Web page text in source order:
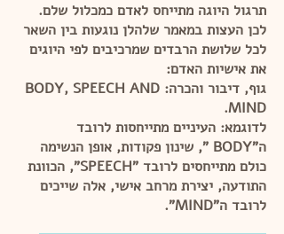
תרגול היוגה מתייחס לאדם כמכלול שלם.
לכן העצות במאמר שלהלן נוגעות בין השאר
לכל שלושת הרבדים שמרכיבים לפי היוגים
את אישיות האדם:
גוף, דיבור והכרה: BODY, SPEECH AND
MIND.
לדוגמא: העיניים מתייחסות לרובד
ה"BODY ", שינון פקודות, אופן הנשימה
כולם מתייחסים לרובד "SPEECH”, הכוונת
התודעה, יצירת מרחב אישי, אלה שייכים
לרובד ה"MIND".